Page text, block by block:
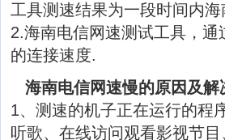
工具测速结果为一段时间内
2.海南电信网速测试工具，
的连接速度.
海南电信网速慢的原因及解
1、测速的机子正在运行的程
听歌、在线访问观看影视节